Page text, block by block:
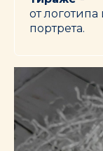
от
портрета.